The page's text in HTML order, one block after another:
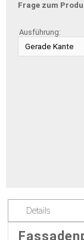
Frage zum
Ausführung:
Details